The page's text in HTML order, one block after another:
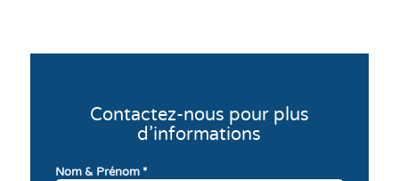
Contactez-nous pour plus
d’informations
Nom & Prénom *